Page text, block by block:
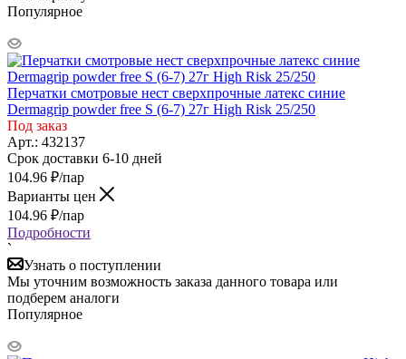
Популярное
Перчатки смотровые нест сверхпрочные латекс синие
Dermagrip powder free S (6-7) 27г High Risk 25/250
Под заказ
Арт.: 432137
Срок доставки 6-10 дней
104.96 ₽/пар
Варианты цен
104.96 ₽/пар
Подробности
`
Узнать о поступлении
Мы уточним возможность заказа данного товара или
подберем аналоги
Популярное